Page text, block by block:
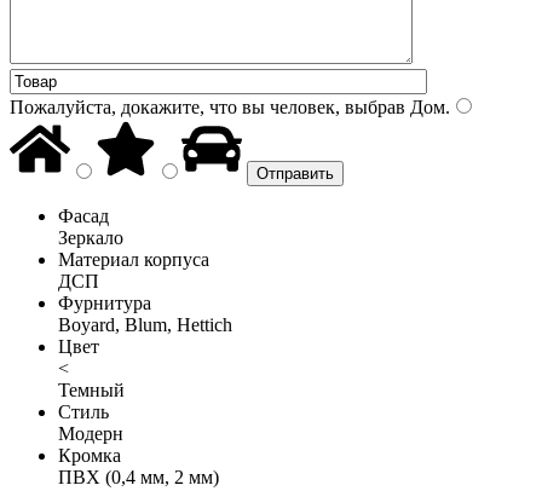
Пожалуйста, докажите, что вы человек, выбрав Дом.
Фасад
Зеркало
Материал корпуса
ДСП
Фурнитура
Boyard, Blum, Hettich
Цвет
<
Темный
Стиль
Модерн
Кромка
ПВХ (0,4 мм, 2 мм)